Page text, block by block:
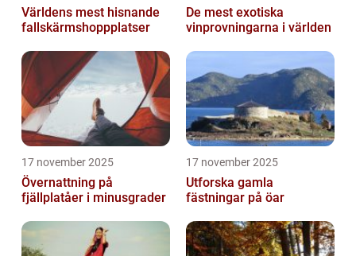
Världens mest hisnande
fallskärmshoppplatser
De mest exotiska
vinprovningarna i världen
17 november 2025
Övernattning på
fjällplatåer i minusgrader
17 november 2025
Utforska gamla
fästningar på öar